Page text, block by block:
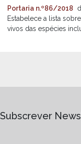
Portaria n.º86/2018
Estabelece a lista
vivos das espécies
Subscrever